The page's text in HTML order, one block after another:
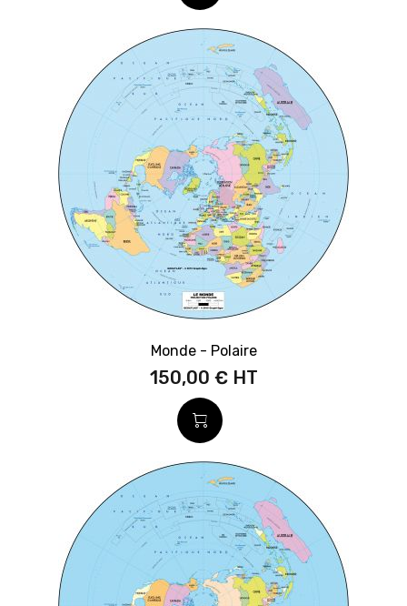
Monde - Polaire
150,00 €